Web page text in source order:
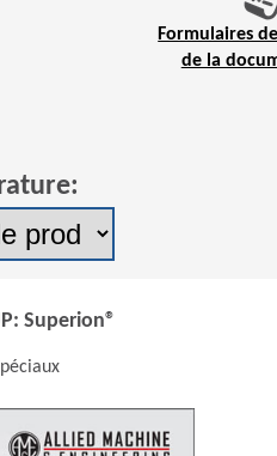
Formulaires
de la
Superion®